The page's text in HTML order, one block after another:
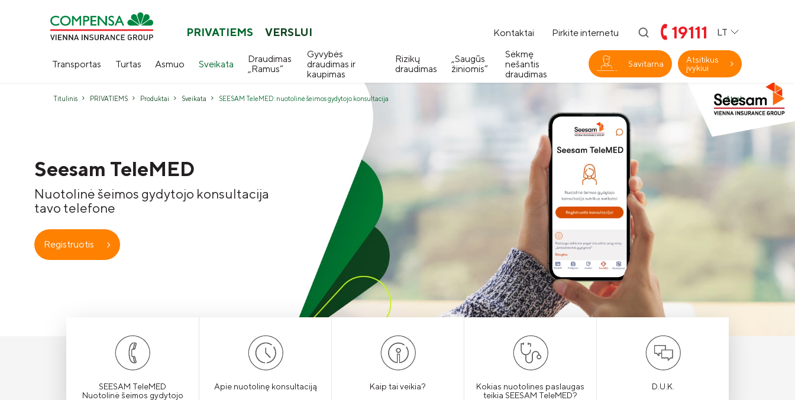
PRIVATIEMS VERSLUI Kontaktai Pirkite internetu 19111 LT
Transportas Turtas Asmuo Sveikata
Draudimas
„Ramus“
Gyvybės
draudimas ir
kaupimas
Rizikų
draudimas
„Saugūs
žiniomis“
Sėkmę
nešantis
draudimas
Savitarna
Atsitikus
įvykiui
Titulinis PRIVATIEMS Produktai Sveikata SEESAM TeleMED: nuotolinė šeimos gydytojo konsultacija Atgal
Seesam TeleMED
Nuotolinė šeimos gydytojo konsultacija
tavo telefone
Registruotis
SEESAM TeleMED
Nuotolinė šeimos gydytojo
Apie nuotolinę konsultaciją Kaip tai veikia?
Kokias nuotolines paslaugas
teikia SEESAM TeleMED?
D.U.K.